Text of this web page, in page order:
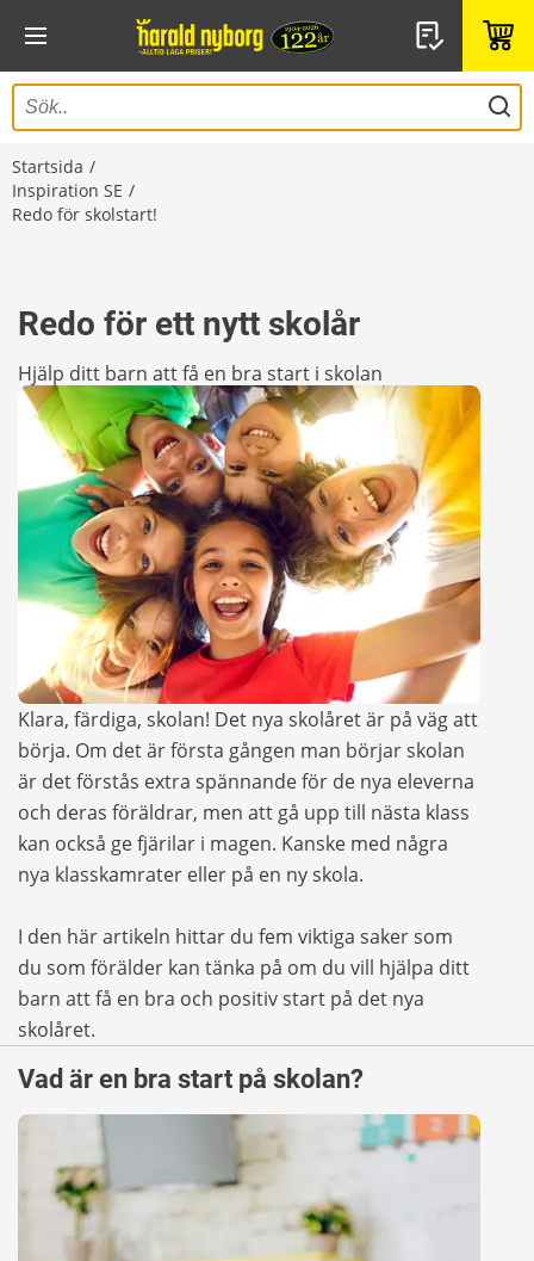
Startsida
Inspiration SE
Redo för skolstart!
Redo för ett nytt skolår
Hjälp ditt barn att få en bra start i skolan
Klara, färdiga, skolan! Det nya skolåret är på väg att
börja. Om det är första gången man börjar skolan
är det förstås extra spännande för de nya eleverna
och deras föräldrar, men att gå upp till nästa klass
kan också ge fjärilar i magen. Kanske med några
nya klasskamrater eller på en ny skola.
I den här artikeln hittar du fem viktiga saker som
du som förälder kan tänka på om du vill hjälpa ditt
barn att få en bra och positiv start på det nya
skolåret.
Vad är en bra start på skolan?